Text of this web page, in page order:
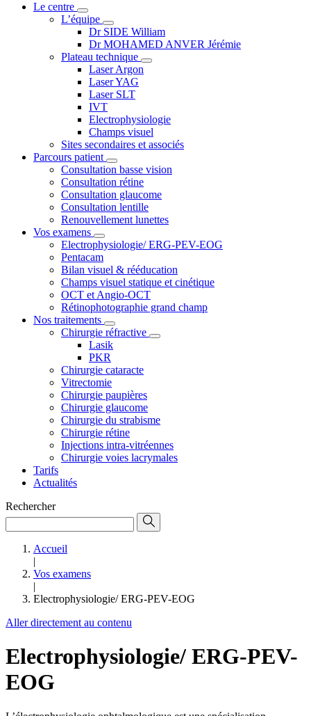
Le centre
L’équipe
Dr SIDE William
Dr MOHAMED ANVER Jérémie
Plateau technique
Laser Argon
Laser YAG
Laser SLT
IVT
Electrophysiologie
Champs visuel
Sites secondaires et associés
Parcours patient
Consultation basse vision
Consultation rétine
Consultation glaucome
Consultation lentille
Renouvellement lunettes
Vos examens
Electrophysiologie/ ERG-PEV-EOG
Pentacam
Bilan visuel & rééducation
Champs visuel statique et cinétique
OCT et Angio-OCT
Rétinophotographie grand champ
Nos traitements
Chirurgie réfractive
Lasik
PKR
Chirurgie cataracte
Vitrectomie
Chirurgie paupières
Chirurgie glaucome
Chirurgie du strabisme
Chirurgie rétine
Injections intra-vitréennes
Chirurgie voies lacrymales
Tarifs
Actualités
Rechercher
Accueil
|
Vos examens
|
Electrophysiologie/ ERG-PEV-EOG
Aller directement au contenu
Electrophysiologie/ ERG-PEV-
EOG